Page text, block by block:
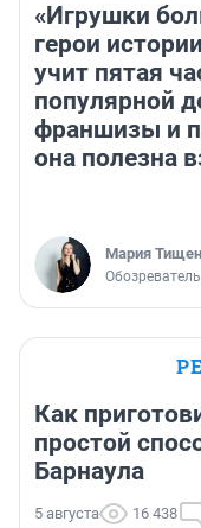
«Игрушки
герои
учит пятая
популярной
франшизы и
она полезна
Мария
Обозреватель
Как
простой
Барнаула
5 августа 16 438